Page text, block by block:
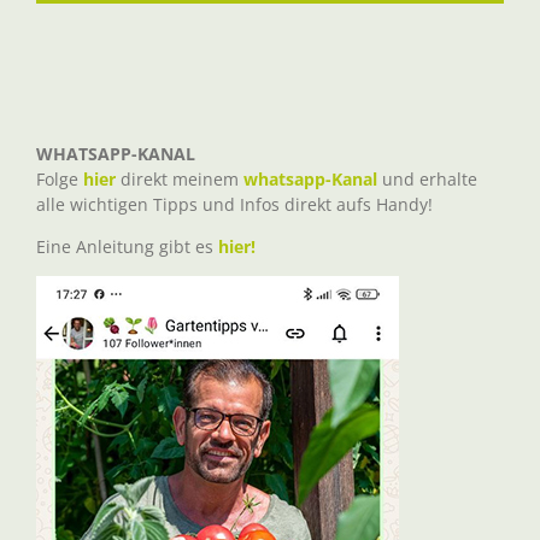
WHATSAPP-KANAL
Folge hier direkt meinem whatsapp-Kanal und erhalte
alle wichtigen Tipps und Infos direkt aufs Handy!
Eine Anleitung gibt es hier!